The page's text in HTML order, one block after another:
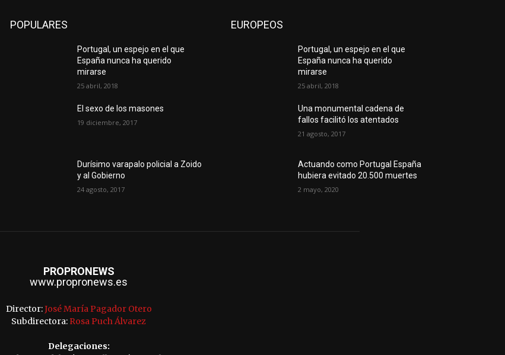
POPULARES
Portugal, un espejo en el que
España nunca ha querido
mirarse
25 abril, 2018
El sexo de los masones
19 diciembre, 2017
Durísimo varapalo policial a Zoido
y al Gobierno
24 agosto, 2017
EUROPEOS
Portugal, un espejo en el que
España nunca ha querido
mirarse
25 abril, 2018
Una monumental cadena de
fallos facilitó los atentados
21 agosto, 2017
Actuando como Portugal España
hubiera evitado 20.500 muertes
2 mayo, 2020
PROPRONEWS
www.propronews.es
Director:José María Pagador Otero
Subdirectora: Rosa Puch Álvarez
Delegaciones: